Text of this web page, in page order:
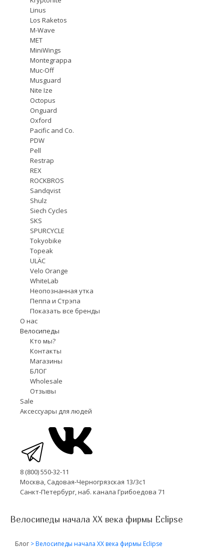
Linus
Los Raketos
M-Wave
MET
MiniWings
Montegrappa
Muc-Off
Musguard
Nite Ize
Octopus
Onguard
Oxford
Pacific and Co.
PDW
Pell
Restrap
REX
ROCKBROS
Sandqvist
Shulz
Siech Cycles
SKS
SPURCYCLE
Tokyobike
Topeak
ULÄC
Velo Orange
WhiteLab
Неопознанная утка
Пеппа и Стрэпа
Показать все бренды
О нас
Велосипеды
Кто мы?
Контакты
Магазины
БЛОГ
Wholesale
Отзывы
Sale
Аксессуары для людей
8 (800) 550-32-11
Москва, Садовая-Черногрязская 13/3с1
Санкт-Петербург, наб. канала Грибоедова 71
Велосипеды начала ХХ века фирмы Eclipse
Блог >Велосипеды начала ХХ века фирмы Eclipse